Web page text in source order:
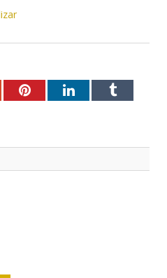
PinterestLinkedInTumblr